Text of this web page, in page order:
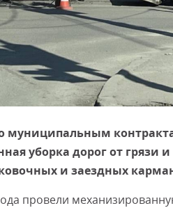
уборка дорог от грязи
и заездных
провели